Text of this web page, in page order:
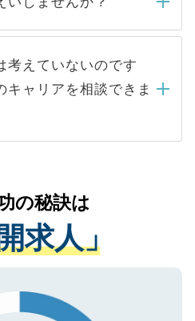
るため 人気のある医療機
うと、応募が殺到する場
める条件に合った人材の
に依頼するケースが増え
はありません。内定先へ
ャリアパートナーが行い
ください。
することはありませんの
い。当サイトからの登録
登録者様の個人情報は、
アップおよび転職活動の
いたします。お預かりし
人データはご本人の許可
り扱いについての厳密な
た事業者のみに付与され
マークを取得済みです。
個人情報は、SSL（デー
してもご安心ください。
考えていないのです
キャリアを相談できま
の医療機関の状況や紹介
ら、適切なアドバイスを
す。すぐにご転職をされ
的なサポートが可能です
録ください。
の秘訣は
求人」